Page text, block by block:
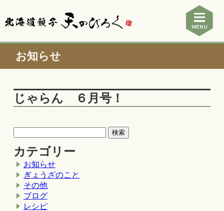
お知らせ
じゃらん ６月号！
カテゴリー
お知らせ
ぎょうざのこと
その他
ブログ
レシピ